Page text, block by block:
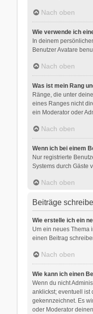
Nach oben
Wie verwende ich
In deinem
Benutzer Avatare
Nach oben
Was ist mein Rang
Ränge, die unter
eines Ranges nicht
ein Moderator oder
Nach oben
Wenn ich bei einem
Nur registrierte
Systems durch Gäste
Nach oben
Beiträge
Wie erstelle ich ein
Um ein neues Thema
einen Beitrag
Nach oben
Wie kann ich einen
Wenn du nicht
anklickst; eventuell ist
gekennzeichnet. Es
oder Moderator